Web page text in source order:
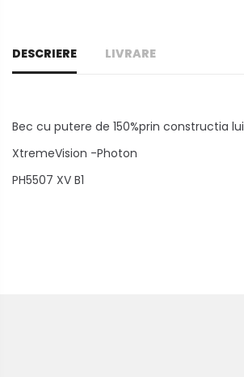
DESCRIERE LIVRARE
Bec cu putere de 150%prin constructia lui
XtremeVision -Photon
PH5507 XV B1